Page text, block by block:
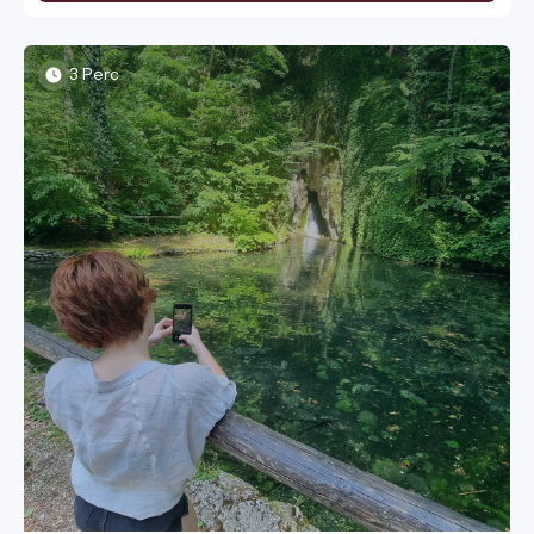
hitelből élsz. Pontosan ez történik most a bolygónkkal.
emberiség a mai nappal felélte a Föld egy teljes évre
elegendő megújuló erőforrásait. Nem kell messzire
mennünk, hogy lássuk a következményeket: a napok óta
tartó perzselő hőséghullám, a rekorderősségű kánikula és a
Duna kritikusan alacsony, aggasztó vízszintje mind azt
mutatják, hogy a természet vészjelzései már a saját
bőrünkön égnek.
3 Perc